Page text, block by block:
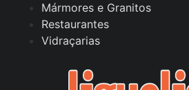
Mármores e Granitos
Restaurantes
Vidraçarias